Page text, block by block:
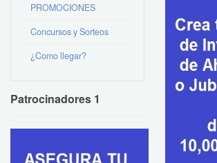
PROMOCIONES
Concursos y Sorteos
¿Como llegar?
Patrocinadores 1